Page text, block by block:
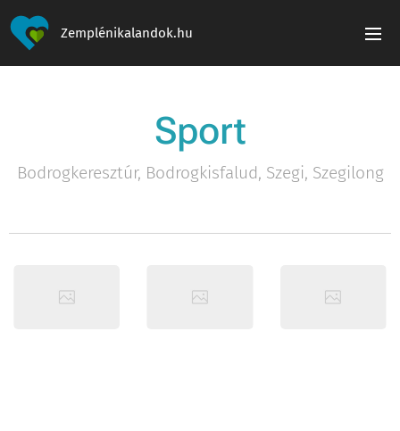
Zemplénikalandok.hu
Sport
Bodrogkeresztúr, Bodrogkisfalud, Szegi, Szegilong